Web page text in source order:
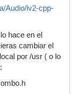
Audio/lv2-cpp-
hace en el
cambiar el
por /usr ( o lo